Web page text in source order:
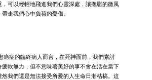
，可以輕輕地飛進我們心靈深處，讓撫慰的微風
走我們心中負荷的憂傷。
癌症的臨終病人而言，在死神面前，我們索討
疲軟無力，但不意味著美好的事不會在活在當下
然我們還是無法接受所愛的人生命日漸枯槁。這